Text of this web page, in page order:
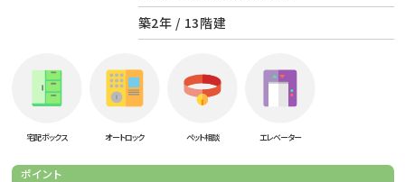
築2年 / 13階建
宅配ボックス オートロック ペット相談 エレベーター
ポイント